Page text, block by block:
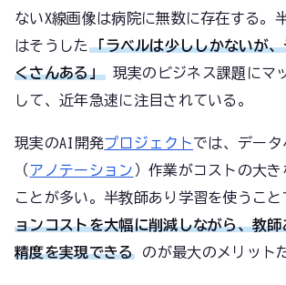
ないX線画像は病院に無数に存在する。
はそうした 「ラベルは少ししかないが
くさんある」現実のビジネス課題にマ
して、近年急速に注目されている。
現実のAI開発プロジェクトでは、デー
（ アノテーション ）作業がコストの大
ことが多い。半教師あり学習を使うこと
ョンコストを大幅に削減しながら、教
精度を実現できる のが最大のメリット